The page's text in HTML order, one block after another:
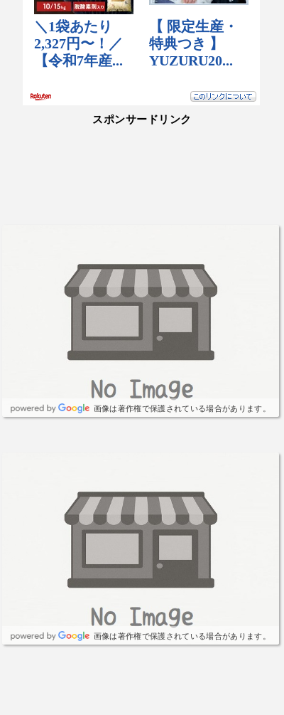
スポンサードリンク
画像は著作権で保護されている場合があります。
画像は著作権で保護されている場合があります。